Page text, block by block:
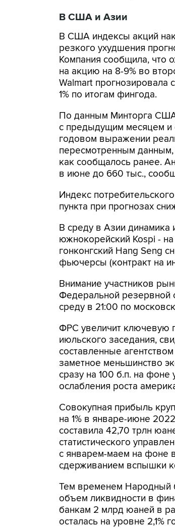
В США и Азии
В США индексы акций
резкого ухудшения
Компания сообщила, что
на акцию на 8-9% во
Walmart прогнозировала
1% по итогам фингода.
По данным Минторга
с предыдущим месяцем и
годовом выражении
пересмотренным
как сообщалось ранее.
в июне до 660 тыс.,
Индекс
пункта при прогнозах
В среду в Азии динамика
южнокорейский Kospi - на
гонконгский Hang Seng
фьючерсы (контракт на
Внимание участников
Федеральной резервной
среду в 21:00 по
ФРС увеличит ключевую
июльского заседания,
составленные
заметное меньшинство
сразу на 100 б.п. на
ослабления роста
Совокупная прибыль
на 1% в январе-июне
составила 42,70 трлн
статистического
с январем-маем на фоне
сдерживанием вспышки
Тем временем Народный
объем ликвидности в
банкам 2 млрд юаней в
осталась на уровне 2,1%